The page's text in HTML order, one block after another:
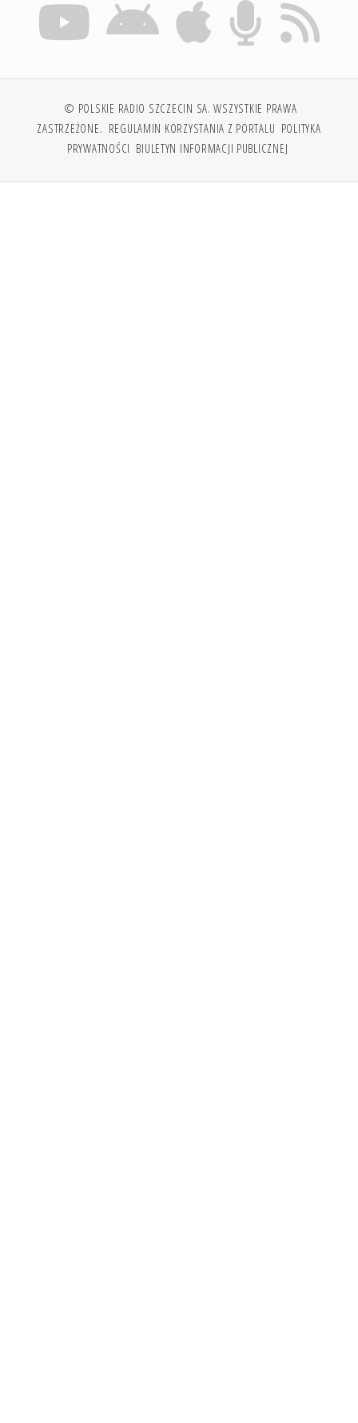
© POLSKIE RADIO SZCZECIN SA. WSZYSTKIE PRAWA
ZASTRZEŻONE. REGULAMIN KORZYSTANIA Z PORTALU POLITYKA
PRYWATNOŚCI BIULETYN INFORMACJI PUBLICZNEJ